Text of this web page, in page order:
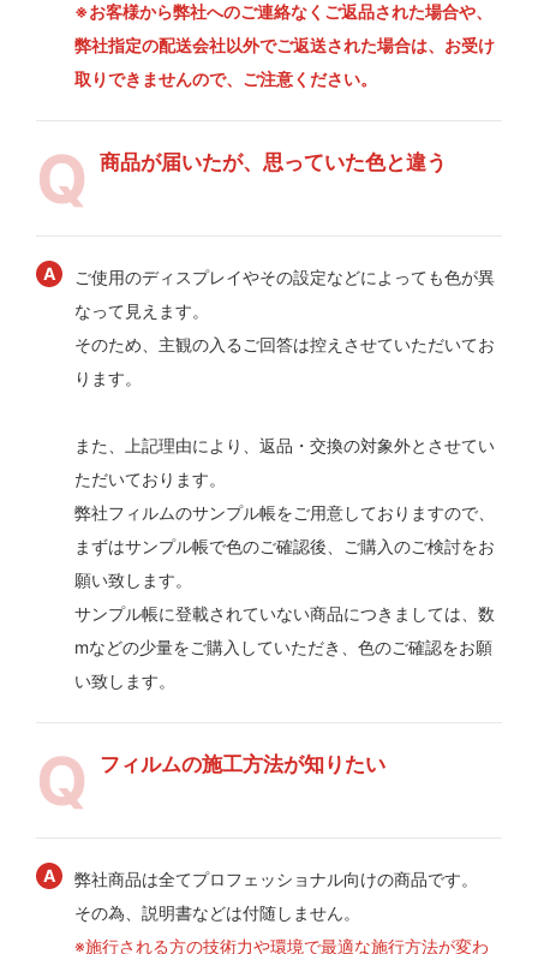
※お客様から弊社へのご連絡なくご返品された場合や、
弊社指定の配送会社以外でご返送された場合は、お受け
取りできませんので、ご注意ください。
商品が届いたが、思っていた色と違う
ご使用のディスプレイやその設定などによっても色が異
なって見えます。
そのため、主観の入るご回答は控えさせていただいてお
ります。
また、上記理由により、返品・交換の対象外とさせてい
ただいております。
弊社フィルムのサンプル帳をご用意しておりますので、
まずはサンプル帳で色のご確認後、ご購入のご検討をお
願い致します。
サンプル帳に登載されていない商品につきましては、数
mなどの少量をご購入していただき、色のご確認をお願
い致します。
フィルムの施工方法が知りたい
弊社商品は全てプロフェッショナル向けの商品です。
その為、説明書などは付随しません。
※施行される方の技術力や環境で最適な施行方法が変わ